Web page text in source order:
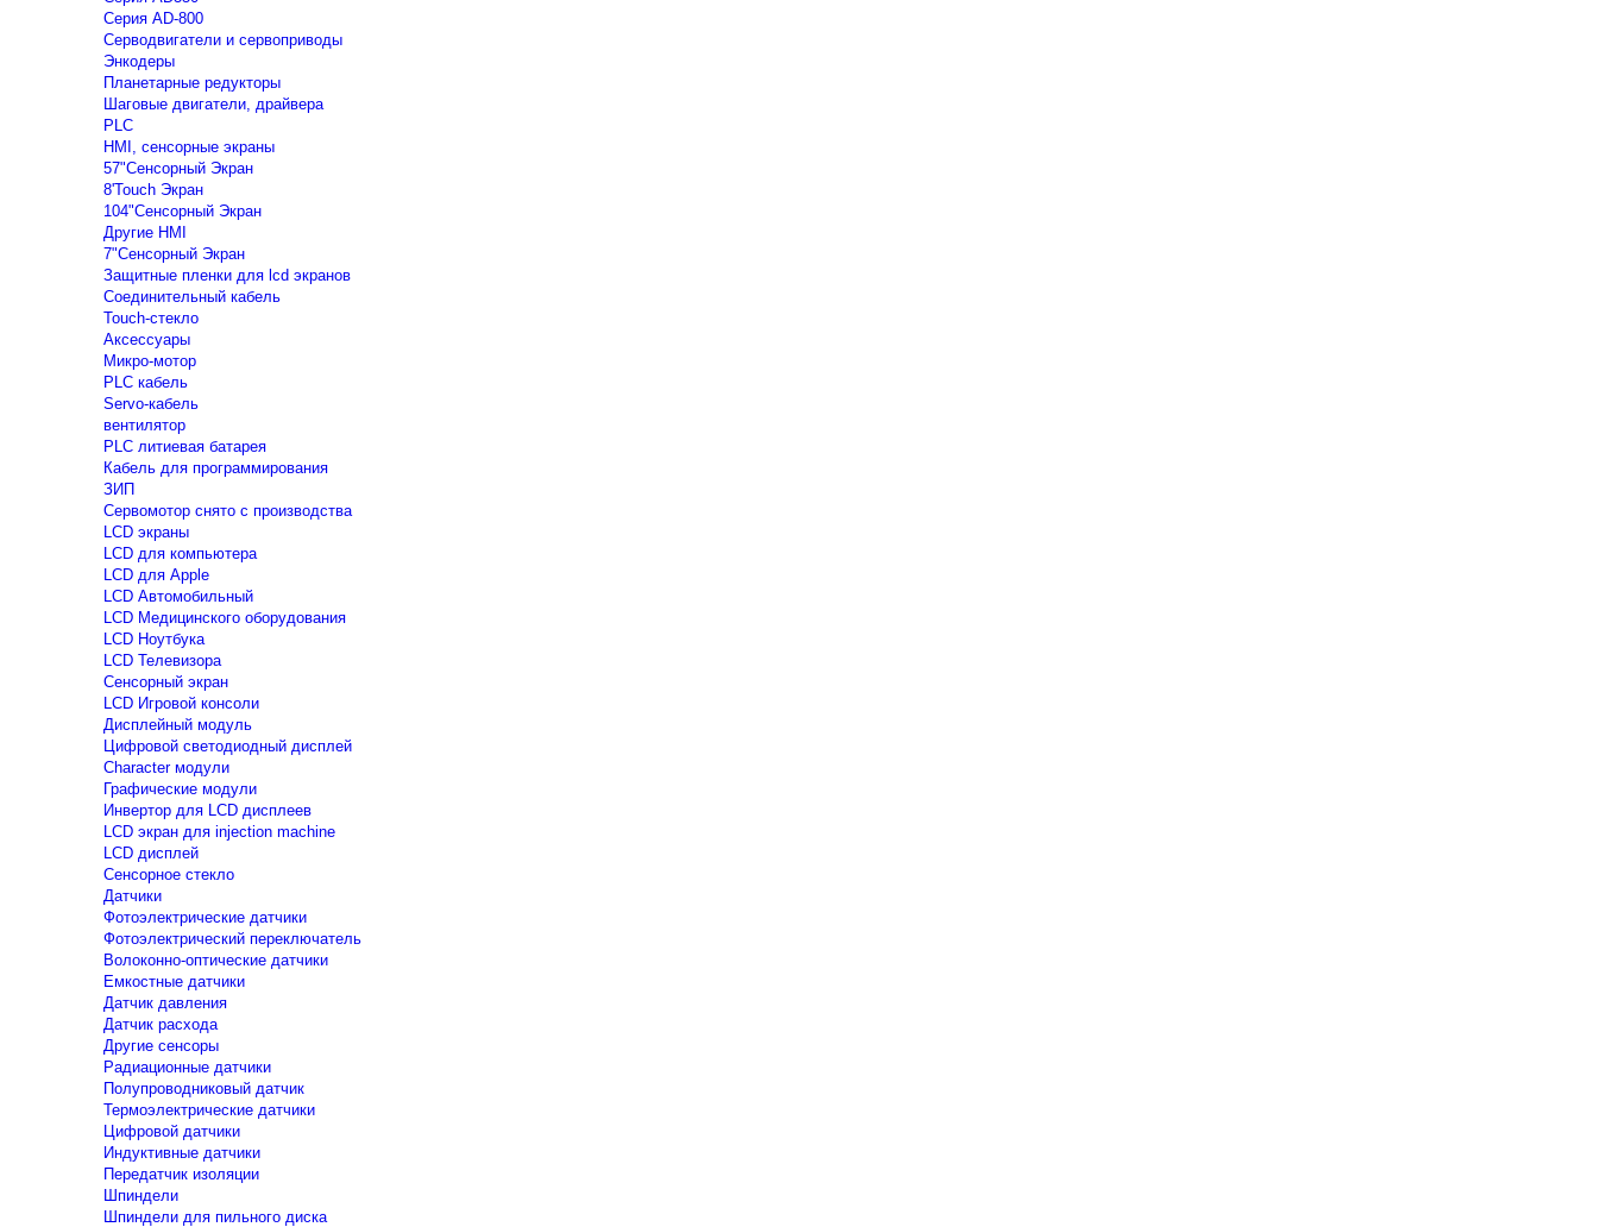
Серия AD-800
Серводвигатели и сервоприводы
Энкодеры
Планетарные редукторы
Шаговые двигатели, драйвера
PLC
HMI, сенсорные экраны
57"Сенсорный Экран
8'Touch Экран
104"Сенсорный Экран
Другие HMI
7"Сенсорный Экран
Защитные пленки для lcd экранов
Соединительный кабель
Touch-стекло
Аксессуары
Микро-мотор
PLC кабель
Servo-кабель
вентилятор
PLC литиевая батарея
Кабель для программирования
ЗИП
Сервомотор снято с производства
LCD экраны
LCD для компьютера
LCD для Apple
LCD Автомобильный
LCD Медицинского оборудования
LCD Ноутбука
LCD Телевизора
Сенсорный экран
LCD Игровой консоли
Дисплейный модуль
Цифровой светодиодный дисплей
Сharacter модули
Графические модули
Инвертор для LCD дисплеев
LCD экран для injection machine
LCD дисплей
Сенсорное стекло
Датчики
Фотоэлектрические датчики
Фотоэлектрический переключатель
Волоконно-оптические датчики
Емкостные датчики
Датчик давления
Датчик расхода
Другие сенсоры
Радиационные датчики
Полупроводниковый датчик
Термоэлектрические датчики
Цифровой датчики
Индуктивные датчики
Передатчик изоляции
Шпиндели
Шпиндели для пильного диска